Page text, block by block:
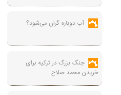
آب دوباره گران می‌شود؟
جنگ بزرگ در ترکیه برای
خریدن محمد صلاح